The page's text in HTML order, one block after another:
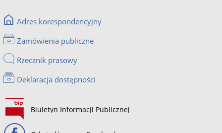
Adres korespondencyjny
Zamówienia publiczne
Rzecznik prasowy
Deklaracja dostępności
Biuletyn Informacji Publicznej